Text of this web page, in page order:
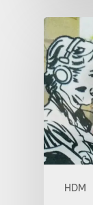
HDM